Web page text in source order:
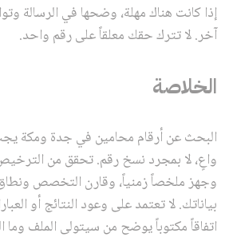
إذا كانت هناك مهلة، وضحها في الرسالة
آخر. لا تترك حقك معلقاً على رقم واحد.
الخلاصة
البحث عن أرقام محامين في جدة ومكة
واعٍ، لا بمجرد نسخ رقم. تحقق من
وجهز ملخصاً زمنياً، وقارن التخصص ونطاق
بياناتك. لا تعتمد على وعود النتائج أو
اتفاقاً مكتوباً يوضح من سيتولى الملف وما